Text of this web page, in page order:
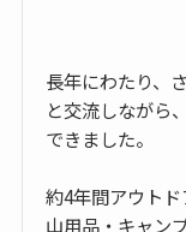
長年にわたり、
と交流しながら
できました。
約4年間アウト
山用品・キャン